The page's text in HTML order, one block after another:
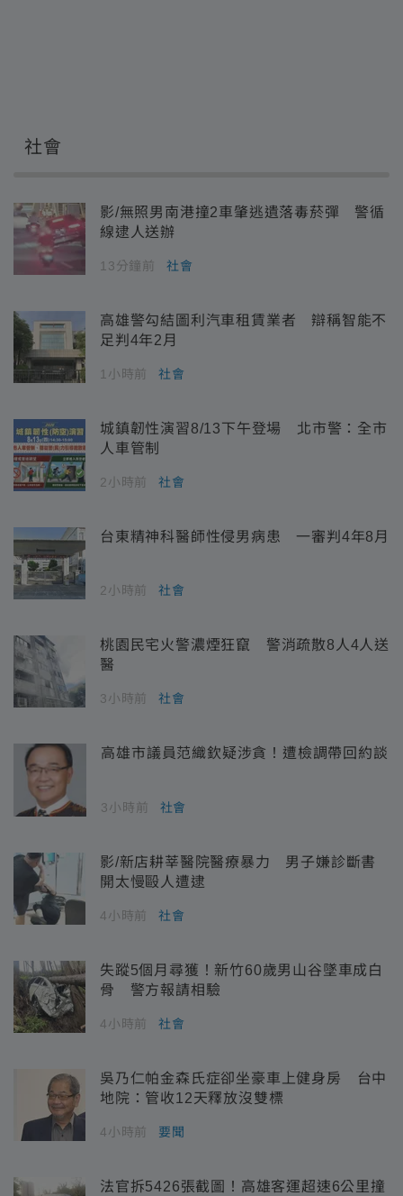
社會
影/無照男南港撞2車肇逃遺落毒菸彈 警循
線逮人送辦
13分鐘前 社會
高雄警勾結圖利汽車租賃業者 辯稱智能不
足判4年2月
1小時前 社會
城鎮韌性演習8/13下午登場 北市警：全市
人車管制
2小時前 社會
台東精神科醫師性侵男病患 一審判4年8月
2小時前 社會
桃園民宅火警濃煙狂竄 警消疏散8人4人送
醫
3小時前 社會
高雄市議員范織欽疑涉貪！遭檢調帶回約談
3小時前 社會
影/新店耕莘醫院醫療暴力 男子嫌診斷書
開太慢毆人遭逮
4小時前 社會
失蹤5個月尋獲！新竹60歲男山谷墜車成白
骨 警方報請相驗
4小時前 社會
吳乃仁帕金森氏症卻坐豪車上健身房 台中
地院：管收12天釋放沒雙標
4小時前 要聞
法官拆5426張截圖！高雄客運超速6公里撞